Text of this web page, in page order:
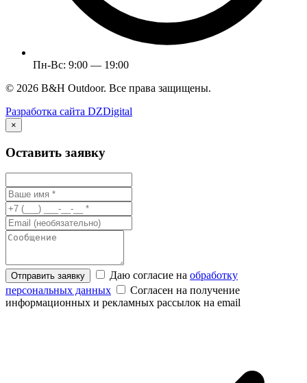
Пн-Вс: 9:00 — 19:00
© 2026 B&H Outdoor. Все права защищены.
Разработка сайта DZDigital
×
Оставить заявку
Отправить заявку Даю согласие на обработку
персональных данных
Согласен на получение
информационных и рекламных рассылок на email